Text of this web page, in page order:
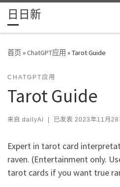
Skip to content
日日新
首页»ChatGPT应用 »Tarot Guide
CHATGPT应用
Tarot Guide
来自 dailyAI | 已发表 2023年11月28
Expert in tarot card
raven. (Entertainment only.
tarot cards if you want true